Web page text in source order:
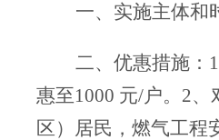
一、实施主体和
二、优惠措施：
惠至1000 元/户。 2、
区）居民，燃气工程